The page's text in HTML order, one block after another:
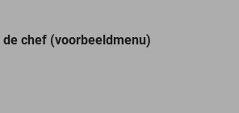
chef (voorbeeldmenu)